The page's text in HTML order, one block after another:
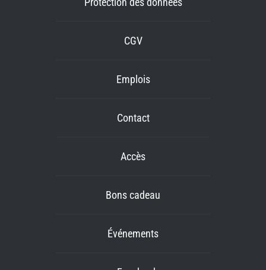
CGV
Emplois
Contact
Accès
Bons cadeau
Événements